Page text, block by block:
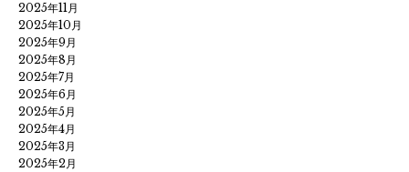
2025年11月
2025年10月
2025年9月
2025年8月
2025年7月
2025年6月
2025年5月
2025年4月
2025年3月
2025年2月